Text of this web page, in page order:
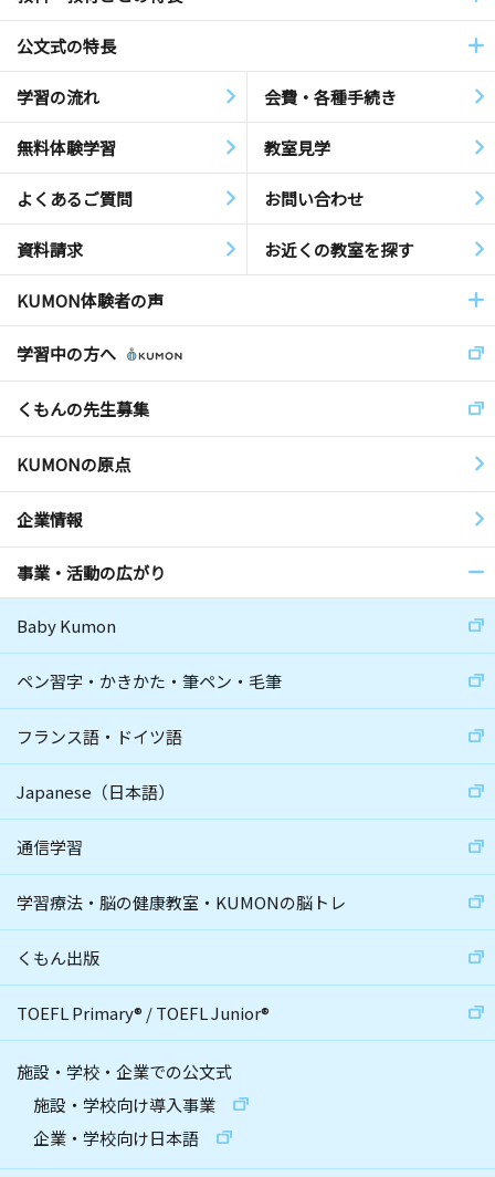
公文式の特長
学習の流れ 会費・各種手続き
無料体験学習 教室見学
よくあるご質問 お問い合わせ
資料請求 お近くの教室を探す
KUMON体験者の声
学習中の方へ
くもんの先生募集
KUMONの原点
企業情報
事業・活動の広がり
Baby Kumon
ペン習字・かきかた・筆ペン・毛筆
フランス語・ドイツ語
Japanese（日本語）
通信学習
学習療法・脳の健康教室・KUMONの脳トレ
くもん出版
TOEFL Primary® /TOEFL Junior®
施設・学校・企業での公文式
施設・学校向け導入事業
企業・学校向け日本語